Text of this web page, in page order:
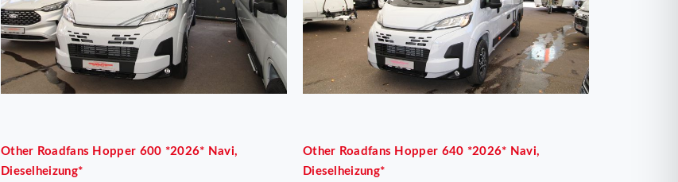
Other Roadfans Hopper 600 *2026* Navi,
Dieselheizung*
Other Roadfans Hopper 640 *2026* Navi,
Dieselheizung*